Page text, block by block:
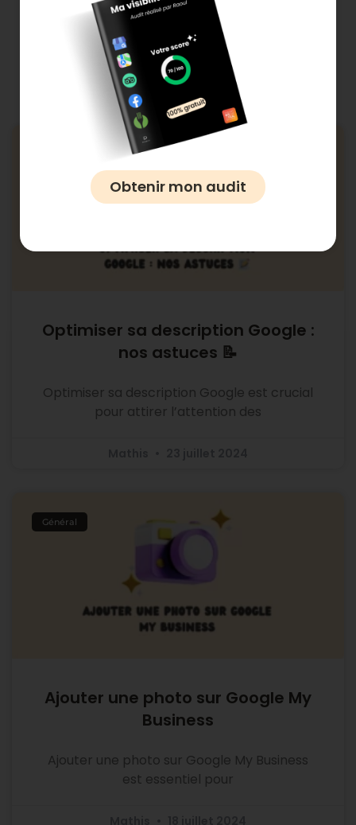
Ces articles pourraient
vous intéresser 👇
Optimiser sa description Google :
nos astuces 📝
Optimiser sa description Google est crucial
pour attirer l’attention des
Général
Ajouter une photo sur Google My
Business
Ajouter une photo sur Google My Business
est essentiel pour
Obtenir mon audit